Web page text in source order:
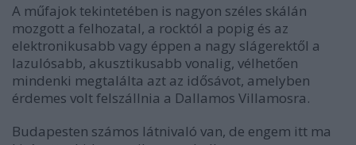
A műfajok tekintetében is nagyon széles skálán
mozgott a felhozatal, a rocktól a popig és az
elektronikusabb vagy éppen a nagy slágerektől a
lazulósabb, akusztikusabb vonalig, vélhetően
mindenki megtalálta azt az idősávot, amelyben
érdemes volt felszállnia a Dallamos Villamosra.
Budapesten számos látnivaló van, de engem itt ma